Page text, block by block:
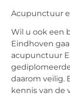
Acupunctuur
Wil u ook een
Eindhoven
acupunctuur
daarom veilig.
kennis van de